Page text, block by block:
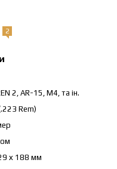
2
2, AR-15, M4, та ін.
Rem)
х 188 мм